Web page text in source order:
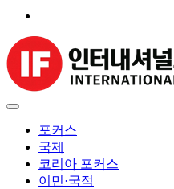
포커스
국제
코리아 포커스
이민·국적